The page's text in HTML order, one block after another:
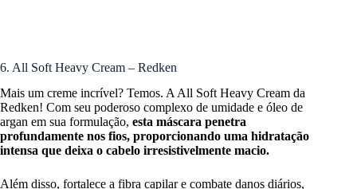
6. All Soft Heavy Cream – Redken
Mais um creme incrível? Temos. A All Soft Heavy Cream da
Redken! Com seu poderoso complexo de umidade e óleo de
argan em sua formulação, esta máscara penetra
profundamente nos fios, proporcionando uma hidratação
intensa que deixa o cabelo irresistivelmente macio.
Além disso, fortalece a fibra capilar e combate danos diários,